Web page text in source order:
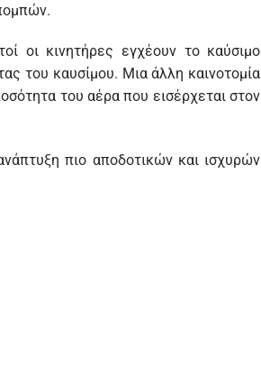
οι κινητήρες εγχέουν το καύσιμο
του καυσίμου. Μια άλλη καινοτομία
του αέρα που εισέρχεται στον
πιο αποδοτικών και ισχυρών